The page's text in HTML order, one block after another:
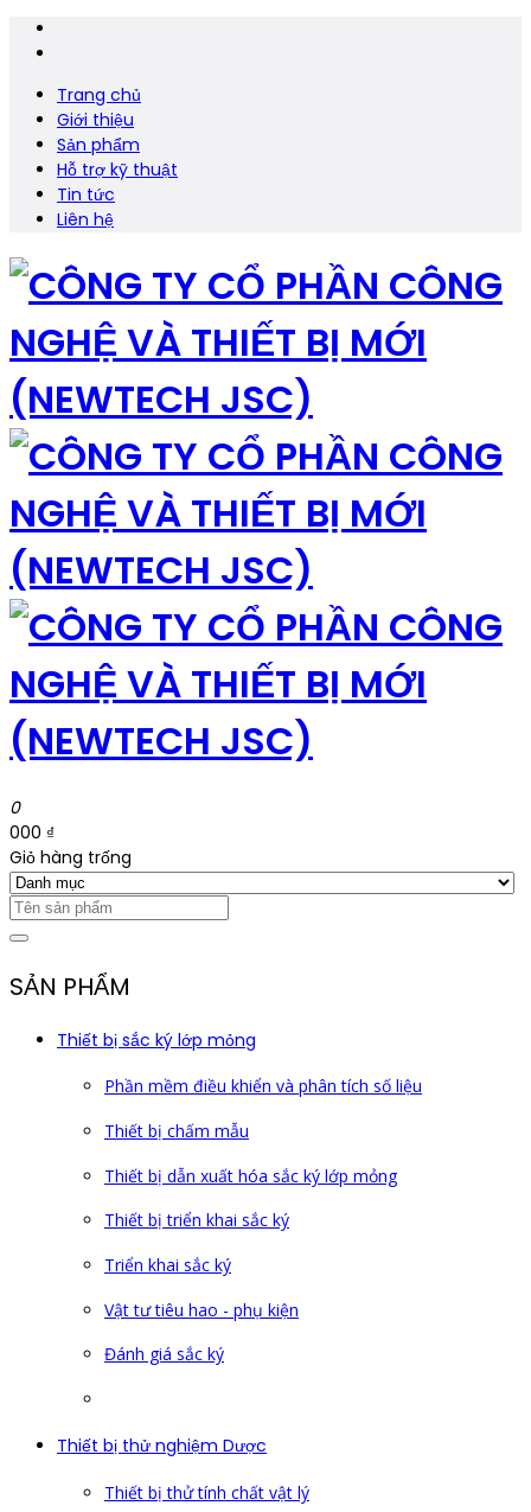
Trang chủ
Giới thiệu
Sản phẩm
Hỗ trợ kỹ thuật
Tin tức
Liên hệ
0
000 ₫
Giỏ hàng trống
SẢN PHẨM
Thiết bị sắc ký lớp mỏng
Phần mềm điều khiển và phân tích số liệu
Thiết bị chấm mẫu
Thiết bị dẫn xuất hóa sắc ký lớp mỏng
Thiết bị triển khai sắc ký
Triển khai sắc ký
Vật tư tiêu hao - phụ kiện
Đánh giá sắc ký
Thiết bị thử nghiệm Dược
Thiết bị thử tính chất vật lý